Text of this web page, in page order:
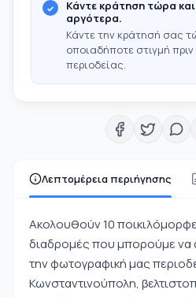
Λεπτομέρεια περιήγησης
Ακολουθούν 10
διαδρομές που μπορούμε να
την φωτογραφική μας
Κωνσταντινούπολη,
Κάντε κράτηση τώρα
αργότερα.
Κάντε την κράτησή σας
οποιαδήποτε στιγμή
περιοδείας.